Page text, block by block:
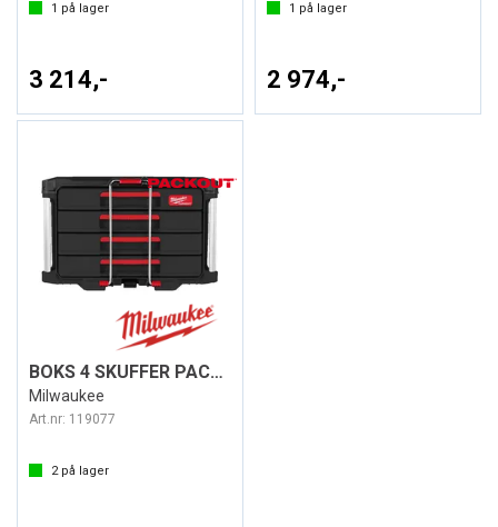
1 på lager
3 214,-
1 på lager
2 974,-
BOKS 4 SKUFFER PACKOUT™
Milwaukee
Art.nr: 119077
2på lager